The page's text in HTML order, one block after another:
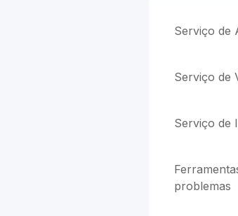
Serviço de
Serviço de
Serviço de
problemas